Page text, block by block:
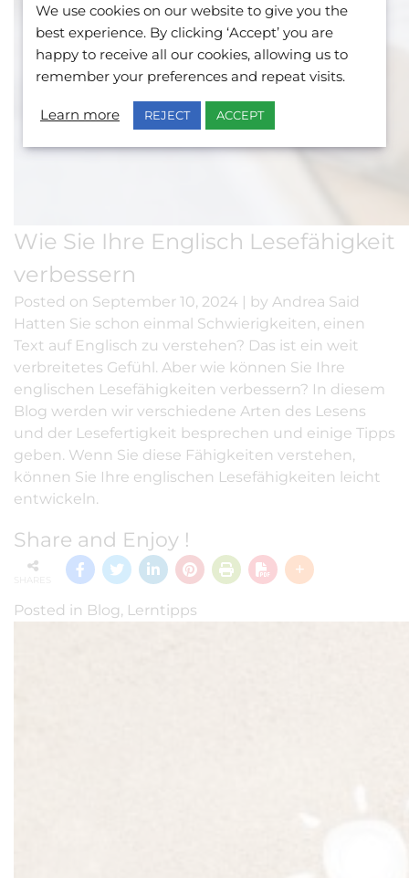
Wie Sie Ihre Englisch Lesefähigkeit
verbessern
Posted on September 10, 2024 | by Andrea Said
Hatten Sie schon einmal Schwierigkeiten, einen
Text auf Englisch zu verstehen? Das ist ein weit
verbreitetes Gefühl. Aber wie können Sie Ihre
englischen Lesefähigkeiten verbessern? In diesem
Blog werden wir verschiedene Arten des Lesens
und der Lesefertigkeit besprechen und einige Tipps
geben. Wenn Sie diese Fähigkeiten verstehen,
können Sie Ihre englischen Lesefähigkeiten leicht
entwickeln.
Share and Enjoy !
Posted in Blog, Lerntipps
We use cookies on our website to give you the
best experience. By clicking ‘Accept’ you are
happy to receive all our cookies, allowing us to
remember your preferences and repeat visits.
Learn more REJECT ACCEPT